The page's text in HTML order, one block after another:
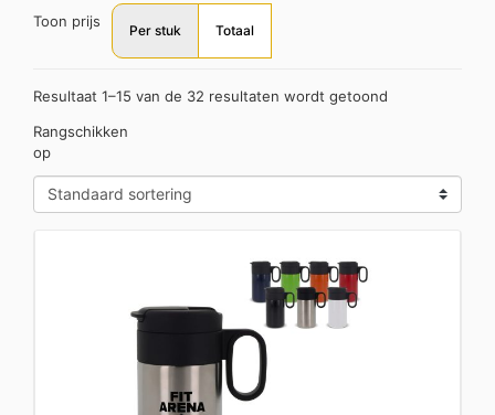
Toon prijs
Per stuk Totaal
Resultaat 1–15 van de 32 resultaten wordt getoond
Rangschikken
op